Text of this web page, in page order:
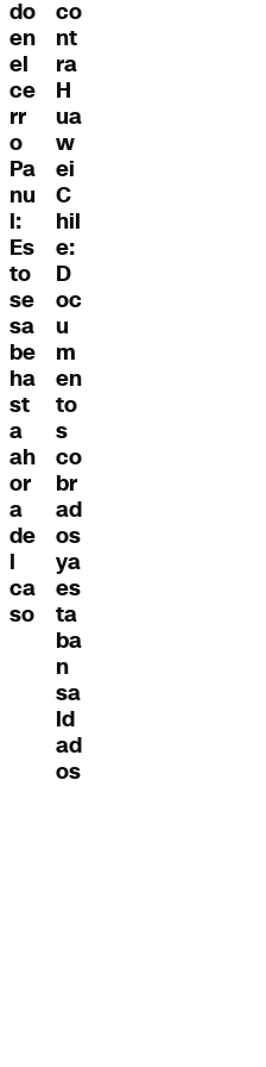
do
en
el
ce
rr
o
Pa
nu
l:
Es
to
se
sa
be
ha
st
a
ah
or
a
de
l
ca
so
co
nt
ra
H
ua
w
ei
C
hil
e:
D
oc
u
m
en
to
s
co
br
ad
os
ya
es
ta
ba
n
sa
ld
ad
os